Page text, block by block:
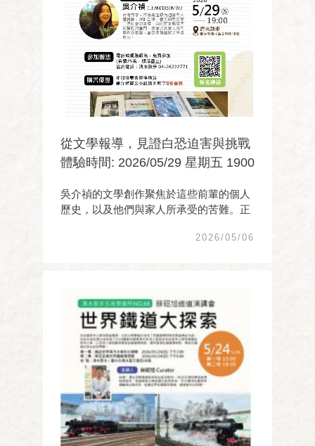
從文學報導，見證白恐迫害與挑戰
體驗時間: 2026/05/29 星期五 1900
吳介禎的文學創作聚焦於這些前輩的個人
歷史，以及他們與家人所承受的苦難。正
的生活。透過她的英文書寫，誠摯邀請你
2026/05/06